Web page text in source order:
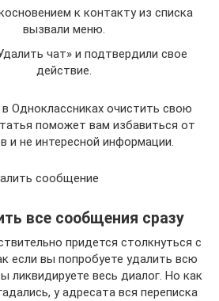
к контакту из списка
вызвали меню.
чат» и подтвердили свое
действие.
Одноклассниках очистить свою
поможет вам избавиться от
и не интересной информации.
сообщение
все сообщения сразу
придется столкнуться с
если вы попробуете удалить всю
ликвидируете весь диалог. Но как
у адресата вся переписка